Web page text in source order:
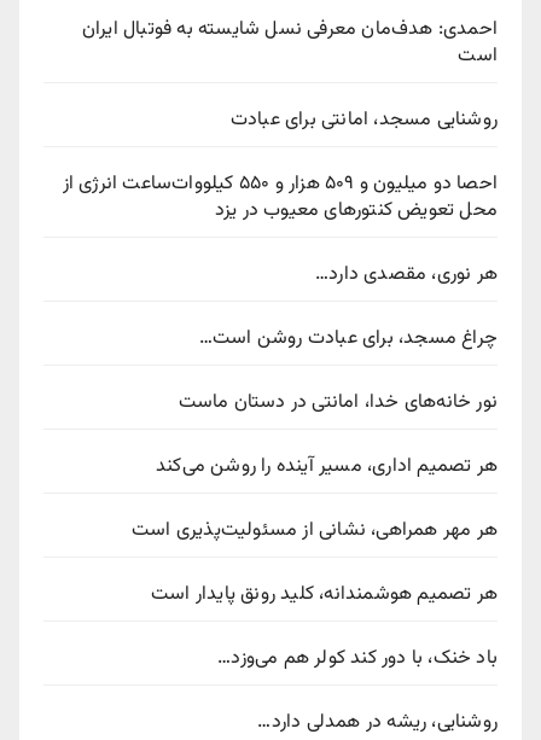
احمدی: هدف‌مان معرفی نسل شایسته به فوتبال ایران
است
روشنایی مسجد، امانتی برای عبادت
احصا دو میلیون و ۵۰۹ هزار و ۵۵۰ کیلووات‌ساعت انرژی از
محل تعویض کنتورهای معیوب در یزد
هر نوری، مقصدی دارد…
چراغ مسجد، برای عبادت روشن است…
نور خانه‌های خدا، امانتی در دستان ماست
هر تصمیم اداری، مسیر آینده را روشن می‌کند
هر مهر همراهی، نشانی از مسئولیت‌پذیری است
هر تصمیم هوشمندانه، کلید رونق پایدار است
باد خنک، با دور کند کولر هم می‌وزد…
روشنایی، ریشه در همدلی دارد…